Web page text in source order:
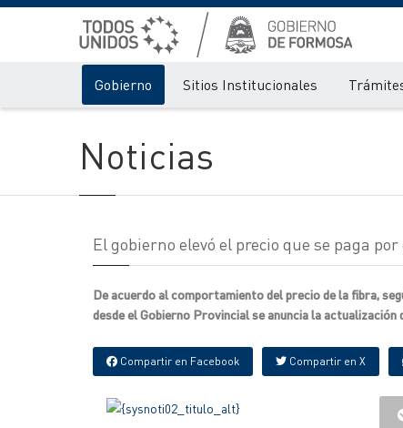
Gobierno Sitios Institucionales
Noticias
El gobierno elevó el precio que se paga
De acuerdo al comportamiento del precio de la fibra,
desde el Gobierno Provincial se anuncia la
Compartir en Facebook Compartir en X